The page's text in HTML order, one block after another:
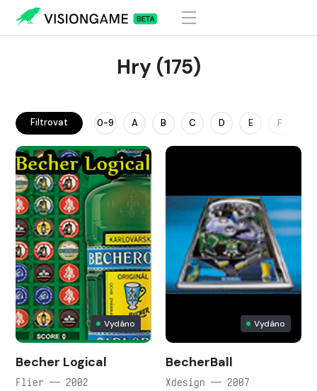
Hry (175)
Filtrovat 0-9 A B C D E F
Vydáno
Becher Logical
Flier — 2002
Vydáno
BecherBall
Xdesign — 2007